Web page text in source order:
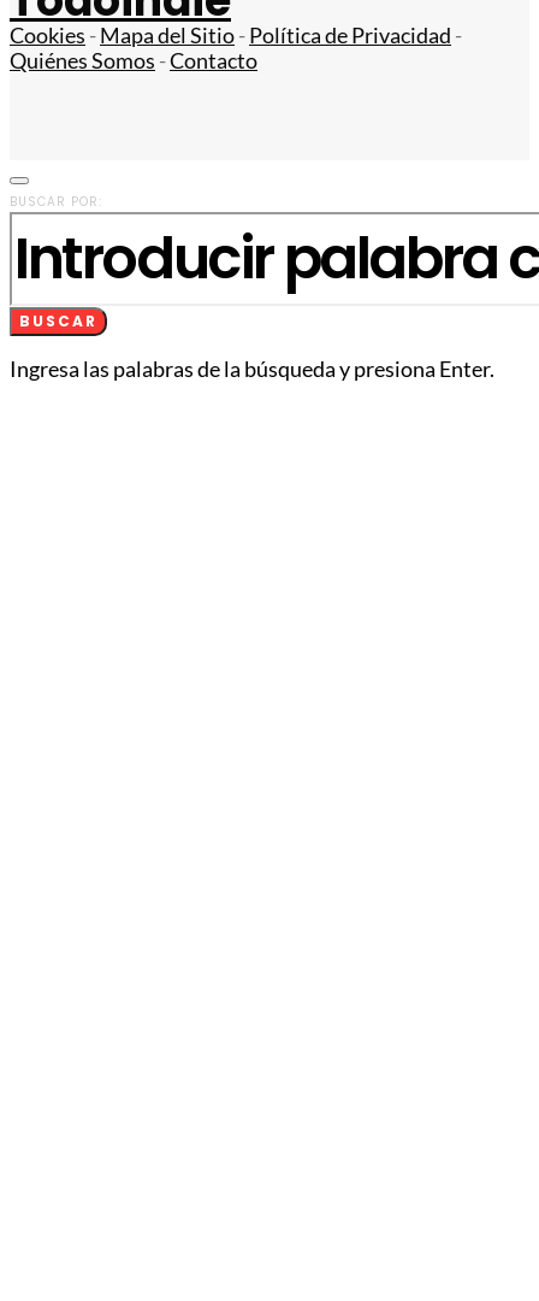
Cookies -Mapa del Sitio-Política de Privacidad -
Quiénes Somos -Contacto
BUSCAR POR:
BUSCAR
Ingresa las palabras de la búsqueda y presiona Enter.